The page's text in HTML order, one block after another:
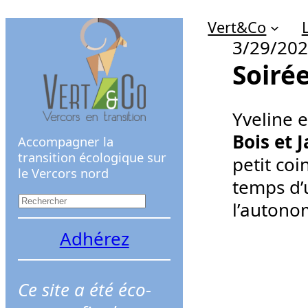
Aller
Accompagner la
transition écologique sur
le Vercors nord
R
e
e
Adhérez
Ce site a été éco-
Vert&Co
3/29/
Yveline
Bois et
petit
temps